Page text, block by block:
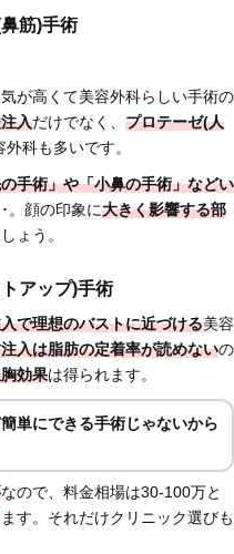
筋)手術
が高くて美容外科らしい手術の
入だけでなく、 プロテーゼ(人
外科も多いです。
手術」や「小鼻の手術」などい
。顔の印象に大きく影響する部
ょう。
アップ)手術
で理想のバストに近づける美容
入は脂肪の定着率が読めないの
効果は得られます。
単にできる手術じゃないから
なので、料金相場は30-100万と
す。それだけクリニック選びも